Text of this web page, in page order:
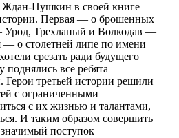
Ждан-Пушкин в своей книге
Первая — о брошенных
Урод, Трехлапый и Волкодав —
— о столетней липе по имени
срезать ради будущего
поднялись все ребята
третьей истории решили
с ограниченными
с их жизнью и талантами,
И таким образом совершить
поступок